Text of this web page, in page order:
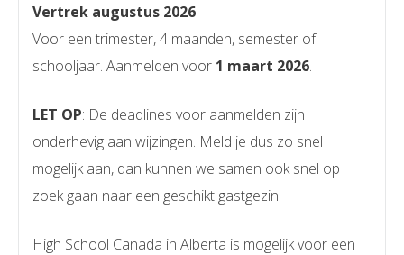
Vertrek augustus 2026
Voor een trimester, 4 maanden, semester of
schooljaar. Aanmelden voor 1 maart 2026.
LET OP: De deadlines voor aanmelden zijn
onderhevig aan wijzingen. Meld je dus zo snel
mogelijk aan, dan kunnen we samen ook snel op
zoek gaan naar een geschikt gastgezin.
High School Canada in Alberta is mogelijk voor een